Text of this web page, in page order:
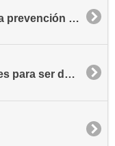
El rol del paciente en la prevención de la infección hospitalaria
Instrucciones generales para ser dado de alta